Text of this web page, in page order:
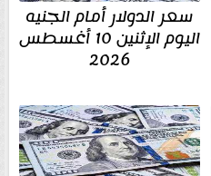
سعر الدولار أمام الجنيه
اليوم الإثنين 10 أغسطس
2026